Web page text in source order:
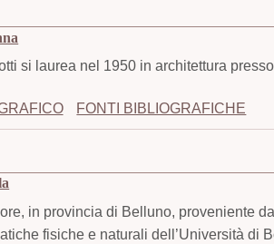
si laurea nel 1950 in architettura
FONTI BIBLIOGRAFICHE
in provincia di Belluno, proveniente
fisiche e naturali dell’Università di